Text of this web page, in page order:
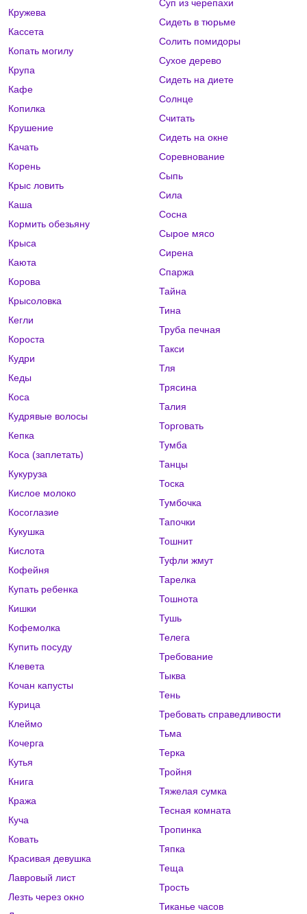
Кружева
Кассета
Копать могилу
Крупа
Кафе
Копилка
Крушение
Качать
Корень
Крыс ловить
Каша
Кормить обезьяну
Крыса
Каюта
Корова
Крысоловка
Кегли
Короста
Кудри
Кеды
Коса
Кудрявые волосы
Кепка
Коса (заплетать)
Кукуруза
Кислое молоко
Косоглазие
Кукушка
Кислота
Кофейня
Купать ребенка
Кишки
Кофемолка
Купить посуду
Клевета
Кочан капусты
Курица
Клеймо
Кочерга
Кутья
Книга
Кража
Куча
Ковать
Красивая девушка
Лавровый лист
Лезть через окно
Суп из черепахи
Сидеть в тюрьме
Солить помидоры
Сухое дерево
Сидеть на диете
Солнце
Считать
Сидеть на окне
Соревнование
Сыпь
Сила
Сосна
Сырое мясо
Сирена
Спаржа
Тайна
Тина
Труба печная
Такси
Тля
Трясина
Талия
Торговать
Тумба
Танцы
Тоска
Тумбочка
Тапочки
Тошнит
Туфли жмут
Тарелка
Тошнота
Тушь
Телега
Требование
Тыква
Тень
Требовать справедливости
Тьма
Терка
Тройня
Тяжелая сумка
Тесная комната
Тропинка
Тяпка
Теща
Трость
Тиканье часов